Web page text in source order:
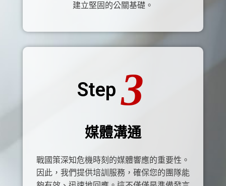
建立堅固的公關基礎。
Step 3
媒體溝通
戰國策深知危機時刻的媒體響應的重要性。
因此，我們提供培訓服務，確保您的團隊能